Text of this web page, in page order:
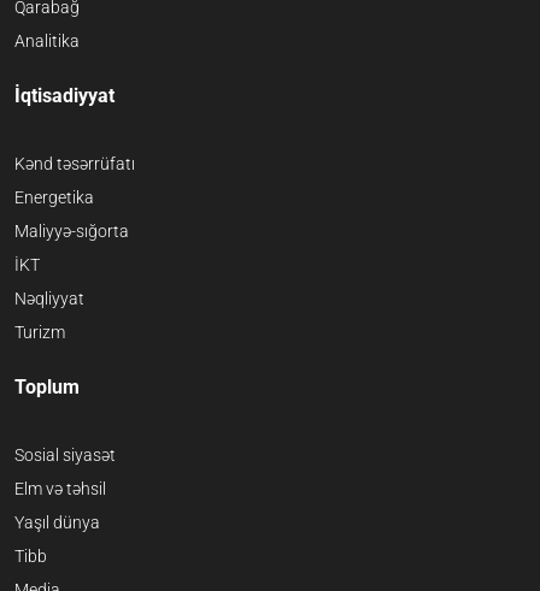
Qarabağ
Analitika
İqtisadiyyat
Kənd təsərrüfatı
Energetika
Maliyyə-sığorta
İKT
Nəqliyyat
Turizm
Toplum
Sosial siyasət
Elm və təhsil
Yaşıl dünya
Tibb